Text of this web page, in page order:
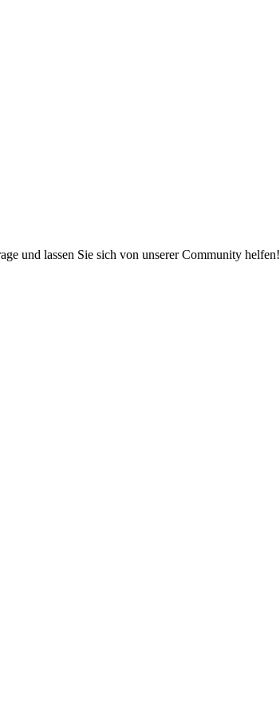
und lassen Sie sich von unserer Community helfen!